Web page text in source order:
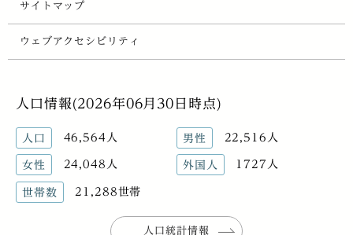
サイトマップ
ウェブアクセシビリティ
人口情報(2026年06月30日時点)
人口 46,564人 男性 22,516人
女性 24,048人 外国人 1727人
世帯数 21,288世帯
人口統計情報